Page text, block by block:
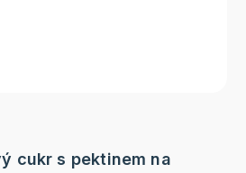
cukr s pektinem na